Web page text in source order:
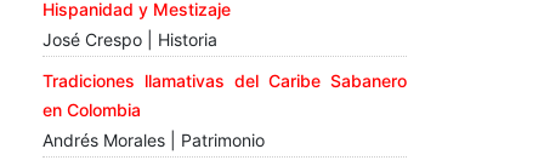
Hispanidad y Mestizaje
José Crespo | Historia
Tradiciones llamativas del Caribe Sabanero
en Colombia
Andrés Morales | Patrimonio